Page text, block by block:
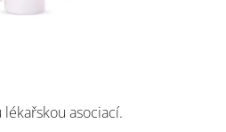
asociací.